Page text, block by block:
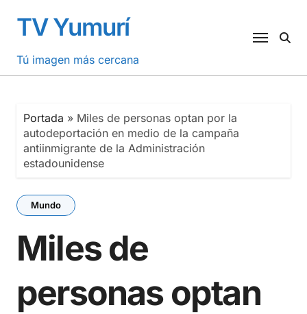
contenido
TV Yumurí
Tú imagen más cercana
Portada » Miles de personas optan por la
autodeportación en medio de la campaña
antiinmigrante de la Administración
estadounidense
Mundo
Miles de
personas optan